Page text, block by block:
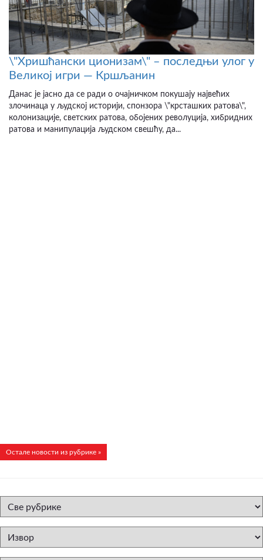
\"Хришћански ционизам\" – последњи улог у
Великој игри — Кршљанин
Данас је јасно да се ради о очајничком покушају највећих
злочинаца у људској историји, спонзора \"крсташких ратова\",
колонизације, светских ратова, обојених револуција, хибридних
ратова и манипулација људском свешћу, да...
Остале новости из рубрике »